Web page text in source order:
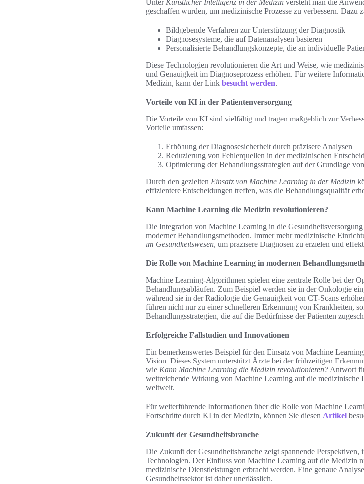
Unter Künstlicher Intelligenz in der Medizin versteht man die
geschaffen wurden, um medizinische Prozesse zu verbessern. Dazu
Bildgebende Verfahren zur Unterstützung der Diagnostik
Diagnosesysteme, die auf Datenanalysen basieren
Personalisierte Behandlungskonzepte, die an individuelle
Diese Technologien revolutionieren die Art und Weise, wie
und Genauigkeit im Diagnoseprozess erhöhen. Für weitere
Medizin, kann der Link besucht werden.
Vorteile von KI in der Patientenversorgung
Die Vorteile von KI sind vielfältig und tragen maßgeblich zur
Vorteile umfassen:
Erhöhung der Diagnosesicherheit durch präzisere Analysen
Reduzierung von Fehlerquellen in der medizinischen
Optimierung der Behandlungsstrategien auf der Grundlage
Durch den gezielten Einsatz von Machine Learning in der Medizin
effizientere Entscheidungen treffen, was die Behandlungsqualität
Kann Machine Learning die Medizin revolutionieren?
Die Integration von Machine Learning in die
moderner Behandlungsmethoden. Immer mehr medizinische
im Gesundheitswesen, um präzisere Diagnosen zu erzielen und
Die Rolle von Machine Learning in modernen
Machine Learning-Algorithmen spielen eine zentrale Rolle bei der
Behandlungsabläufen. Zum Beispiel werden sie in der Onkologie
während sie in der Radiologie die Genauigkeit von CT-Scans
führen nicht nur zu einer schnelleren Erkennung von Krankheiten,
Behandlungsstrategien, die auf die Bedürfnisse der Patienten
Erfolgreiche Fallstudien und Innovationen
Ein bemerkenswertes Beispiel für den Einsatz von Machine
Vision. Dieses System unterstützt Ärzte bei der frühzeitigen
wie Kann Machine Learning die Medizin revolutionieren? Antwort
weitreichende Wirkung von Machine Learning auf die medizinische
weltweit.
Für weiterführende Informationen über die Rolle von Machine
Fortschritte durch KI in der Medizin, können Sie diesen Artikel
Zukunft der Gesundheitsbranche
Die Zukunft der Gesundheitsbranche zeigt spannende Perspektiven,
Technologien. Der Einfluss von Machine Learning auf die Medizin
medizinische Dienstleistungen erbracht werden. Eine genaue
Gesundheitssektor ist daher unerlässlich.